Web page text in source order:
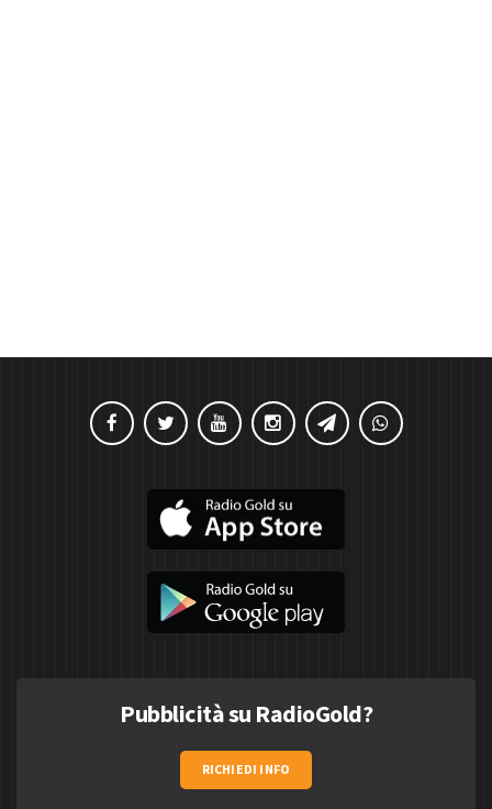
Pubblicità su RadioGold?
RICHIEDI INFO